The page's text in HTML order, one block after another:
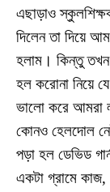
এছাড়াও
দিলেন তা দিয়ে
হলাম। কিন্তু তখন
হল করোনা নিয়ে
ভালো করে আমরা
কোনও হেলদোল
পড়া হল ডেভিড
একটা গ্রামে কাজ,